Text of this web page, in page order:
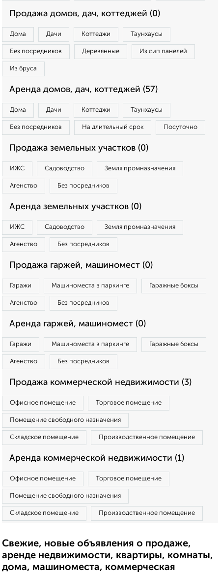
Продажа домов, дач, коттеджей (0)
Дома Дачи Коттеджи Таунхаусы
Без посредников Деревянные Из сип панелей
Из бруса
Аренда домов, дач, коттеджей (57)
Дома Дачи Коттеджи Таунхаусы
Без посредников На длительный срок Посуточно
Продажа земельных участков (0)
ИЖС Садоводство Земля промназначения
Агенство Без посредников
Аренда земельных участков (0)
ИЖС Садоводство Земля промназначения
Агенство Без посредников
Продажа гаржей, машиномест (0)
Гаражи Машиноместа в паркинге Гаражные боксы
Агенство Без посредников
Аренда гаржей, машиномест (0)
Гаражи Машиноместа в паркинге Гаражные боксы
Агенство Без посредников
Продажа коммерческой недвижимости (3)
Офисное помещение Торговое помещение
Помещение свободного назначения
Складское помещение Производственное помещение
Аренда коммерческой недвижимости (1)
Офисное помещение Торговое помещение
Помещение свободного назначения
Складское помещение Производственное помещение
Свежие, новые объявления о продаже,
аренде недвижимости, квартиры, комнаты,
дома, машиноместа, коммерческая